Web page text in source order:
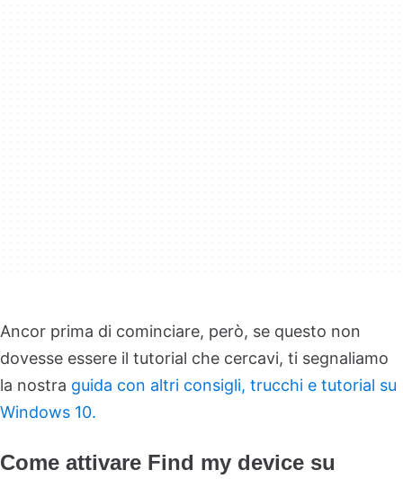
Ancor prima di cominciare, però, se questo non
dovesse essere il tutorial che cercavi, ti segnaliamo
la nostra guida con altri consigli, trucchi e tutorial su
Windows 10.
Come attivare Find my device su